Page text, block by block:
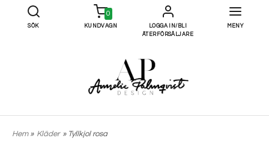
SÖK
0
KUNDVAGN
LOGGA IN/BLI
ÅTERFÖRSÄLJARE
MENY
Hem» Kläder » Tyllkjol rosa